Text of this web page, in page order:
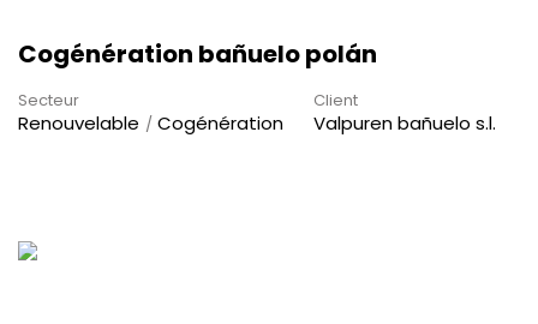
Cogénération bañuelo polán
Secteur
Renouvelable Cogénération
Client
Valpuren bañuelo s.l.